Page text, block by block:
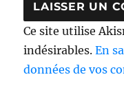
Ce site utilise
indésirables.En
données de vos